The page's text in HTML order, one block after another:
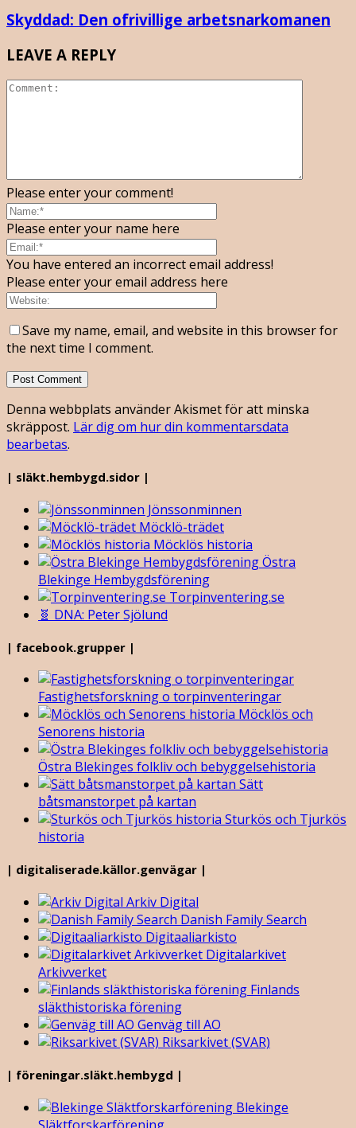
Skyddad: Den ofrivillige arbetsnarkomanen
LEAVE A REPLY
Please enter your comment!
Please enter your name here
You have entered an incorrect email address!
Please enter your email address here
Save my name, email, and website in this browser for
the next time I comment.
Denna webbplats använder Akismet för att minska
skräppost. Lär dig om hur din kommentarsdata
bearbetas.
| släkt.hembygd.sidor |
Jönssonminnen
Möcklö-trädet
Möcklös historia
Östra
Blekinge Hembygdsförening
Torpinventering.se
🧬 DNA: Peter Sjölund
| facebook.grupper |
Fastighetsforskning o torpinventeringar
Möcklös och
Senorens historia
Östra Blekinges folkliv och bebyggelsehistoria
Sätt
båtsmanstorpet på kartan
Sturkös och Tjurkös
historia
| digitaliserade.källor.genvägar |
Arkiv Digital
Danish Family Search
Digitaaliarkisto
Digitalarkivet
Arkivverket
Finlands
släkthistoriska förening
Genväg till AO
Riksarkivet (SVAR)
| föreningar.släkt.hembygd |
Blekinge